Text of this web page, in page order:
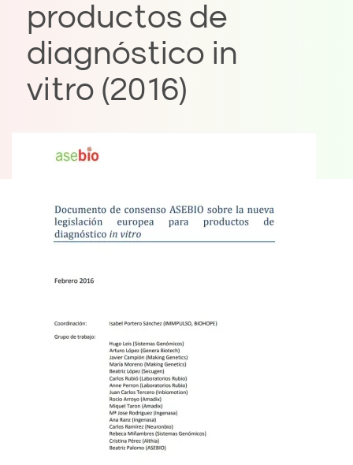
productos de
diagnóstico in
vitro (2016)